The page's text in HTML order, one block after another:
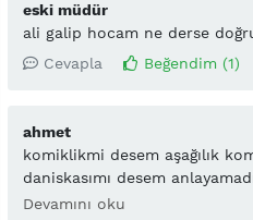
eski müdür
ali galip hocam ne derse
Cevapla
Beğendim (1)
ahmet
komiklikmi desem aşağılık
daniskasımı desem
hocaya fetöcü demek için ya
Devamını oku